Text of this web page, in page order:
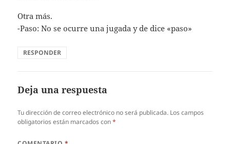
Otra más.
-Paso: No se ocurre una jugada y de dice «paso»
RESPONDER
Deja una respuesta
Tu dirección de correo electrónico no será publicada. Los campos
obligatorios están marcados con*